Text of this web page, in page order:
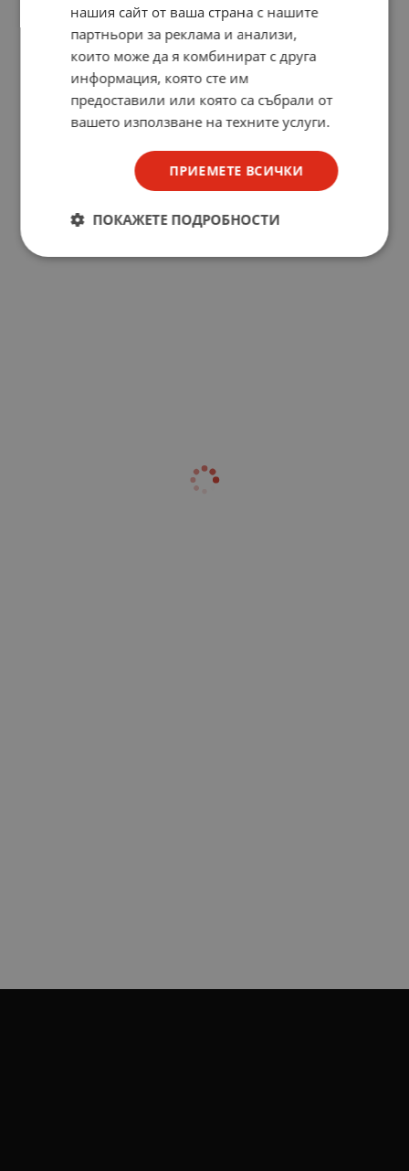
нашия сайт от ваша страна с нашите
партньори за реклама и анализи,
които може да я комбинират с друга
информация, която сте им
предоставили или която са събрали от
вашето използване на техните услуги.
ПРИЕМЕТЕ ВСИЧКИ
ПОКАЖЕТЕ ПОДРОБНОСТИ